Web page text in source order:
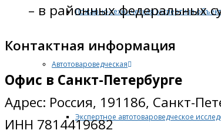
Пожарно-техническая экспертиза
Автотовароведческая
Экспертное автотовароведческое
– в районных федеральных
Контактная информация
Офис в Санкт-Петербурге
Адрес: Россия, 191186, Санкт-
ИНН 7814419682